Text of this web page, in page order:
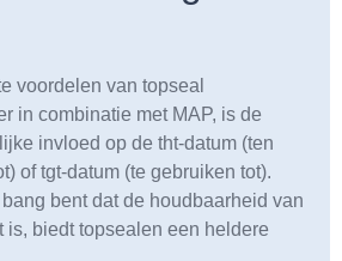
voordelen van topseal
in combinatie met MAP, is de
invloed op de tht-datum (ten
of tgt-datum (te gebruiken tot).
bent dat de houdbaarheid van
is, biedt topsealen een heldere